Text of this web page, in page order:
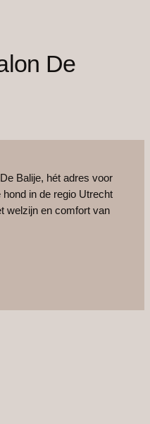
De
Balije, hét adres voor
in de regio Utrecht
welzijn en comfort van